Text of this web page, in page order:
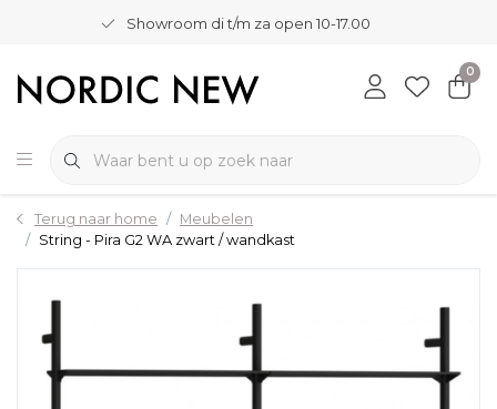
Showroom di t/m za open 10-17.00
0
Terug naar home
Meubelen
String - Pira G2 WA zwart / wandkast